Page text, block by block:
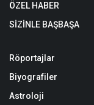
ÖZEL HABER
SİZİNLE BAŞBAŞA
Röportajlar
Biyografiler
Astroloji